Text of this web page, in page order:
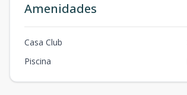
Amenidades
Casa Club
Piscina